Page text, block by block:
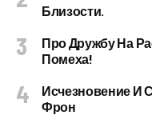
Близости.
Про Дружбу На
Помеха!
Исчезновение И
Фрон